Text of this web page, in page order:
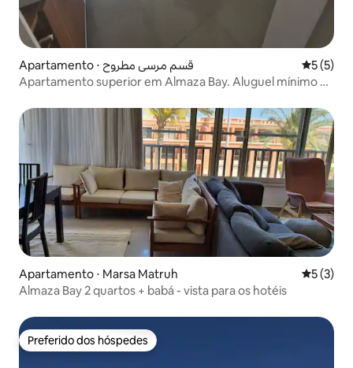
Apartamento ⋅ قسم مرسى مطروح 5 de
5 (5)
Apartamento superior em Almaza Bay. Aluguel mínimo de
Apartamento ⋅ Marsa Matruh 5 de
5 (3)
Almaza Bay 2 quartos + babá - vista para os hotéis
Preferido dos hóspedes
Preferido dos hóspedes